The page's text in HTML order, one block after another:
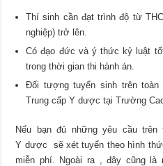
Thí sinh cần đạt trình độ từ
nghiệp) trở lên.
Có đạo đức và ý thức kỷ luật
trong thời gian thi hành án.
Đối tượng tuyển sinh trên toàn
Trung cấp Y dược tại Trường
Nếu bạn đủ những yêu cầu
Y dược sẽ xét tuyển theo hình
miễn phí. Ngoài ra , đây cũng